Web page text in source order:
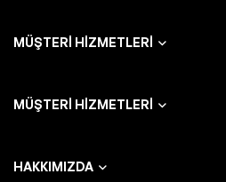
MÜŞTERI HIZMETLERI
MÜŞTERI HIZMETLERI
HAKKIMIZDA